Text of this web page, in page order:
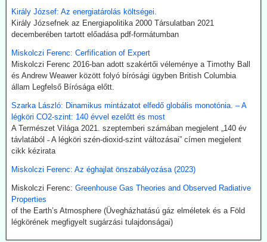
2026.07.21. Uncut-News: Ki hozta a köztudatba a
Google és az egyéb MI által támogatott keresők szerint a
klímavészhelyzet miatti lezárások csupáncsak összeesküvés-
elmélet. Az igazság evvel szemben az, hogy a fogalmat egy, a
WHO megbízásából dolgozó közgazdász alkotta meg 2020
októberében. A támogatók között ott volt a Soros-alapítvány és a
világ legnagyobb vállalatait összefogó World Business Council for
Sustainable Development. Az illető szerint a klímavészhelyzet
miatti lezárások a vörös hús fogyasztásának tilalmát, a személyes
járműhasználat korlátozását, a fosszilis tüzelőanyagok
intézkedéseket jelentenének.
kompromisszum nélkül terjesztőinek köszönhető.
2026.07.21. The Sociable: Nemzetközi támogatás
Király József: Az energiatárolás költségei.
Király Józsefnek az Energiapolitika 2000 Társulatban 2021
decemberében tartott előadása pdf-formátumban
Miskolczi Ferenc: Cerfification of Expert
Miskolczi Ferenc 2016-ban adott szakértői véleménye a Timothy Ball
és Andrew Weawer között folyó bírósági ügyben British Columbia
állam Legfelső Bírósága előtt.
Szarka László: Dinamikus mintázatot elfedő globális monotónia. – A
légköri CO2-szint: 140 évvel ezelőtt és most
A Természet Világa 2021. szeptemberi számában megjelent „140 év
távlatából ˗ A légköri szén-dioxid-szint változásai” címen megjelent
cikk kézirata
Miskolczi Ferenc: Az éghajlat önszabályozása (2023)
Miskolczi Ferenc: Greenhouse Gas Theories and Observed Radiative
Properties
of the Earth’s Atmosphere (Üvegházhatású gáz elméletek és a Föld
légkörének megfigyelt sugárzási tulajdonságai)